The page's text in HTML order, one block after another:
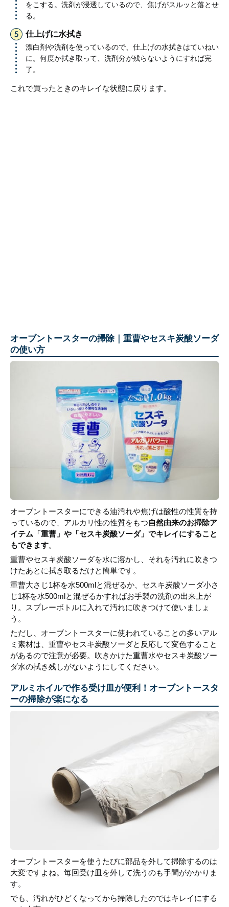
をこする。洗剤が浸透しているので、焦げがスルッと落とせ
る。
仕上げに水拭き
漂白剤や洗剤を使っているので、仕上げの水拭きはていねい
に。何度か拭き取って、洗剤分が残らないようにすれば完
了。
これで買ったときのキレイな状態に戻ります。
オーブントースターの掃除｜重曹やセスキ炭酸ソーダ
の使い方
オーブントースターにできる油汚れや焦げは酸性の性質を持
っているので、アルカリ性の性質をもつ自然由来のお掃除ア
イテム「重曹」や「セスキ炭酸ソーダ」でキレイにすること
もできます。
重曹やセスキ炭酸ソーダを水に溶かし、それを汚れに吹きつ
けたあとに拭き取るだけと簡単です。
重曹大さじ1杯を水500mlと混ぜるか、セスキ炭酸ソーダ小さ
じ1杯を水500mlと混ぜるかすればお手製の洗剤の出来上が
り。スプレーボトルに入れて汚れに吹きつけて使いましょ
う。
ただし、オーブントースターに使われていることの多いアル
ミ素材は、重曹やセスキ炭酸ソーダと反応して変色すること
があるので注意が必要。吹きかけた重曹水やセスキ炭酸ソー
ダ水の拭き残しがないようにしてください。
アルミホイルで作る受け皿が便利！オーブントースタ
ーの掃除が楽になる
オーブントースターを使うたびに部品を外して掃除するのは
大変ですよね。毎回受け皿を外して洗うのも手間がかかりま
す。
でも、汚れがひどくなってから掃除したのではキレイにする